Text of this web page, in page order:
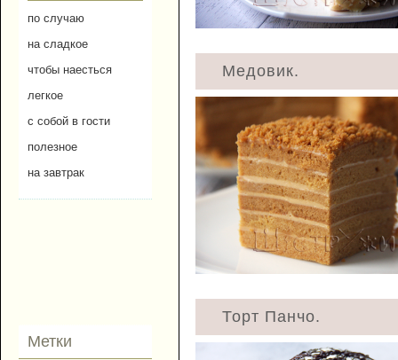
по случаю
на сладкое
чтобы наесться
легкое
с собой в гости
полезное
на завтрак
Метки
Медовик.
Торт Панчо.